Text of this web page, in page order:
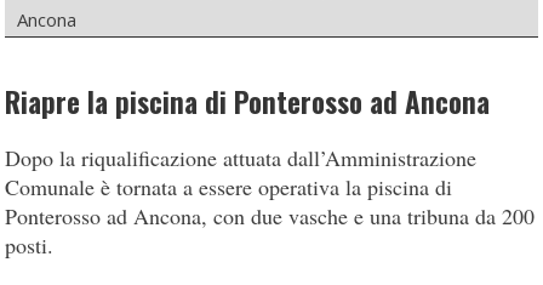
Ancona
Riapre la piscina di Ponterosso ad Ancona
Dopo la riqualificazione attuata dall’Amministrazione
Comunale è tornata a essere operativa la piscina di
Ponterosso ad Ancona, con due vasche e una tribuna da 200
posti.